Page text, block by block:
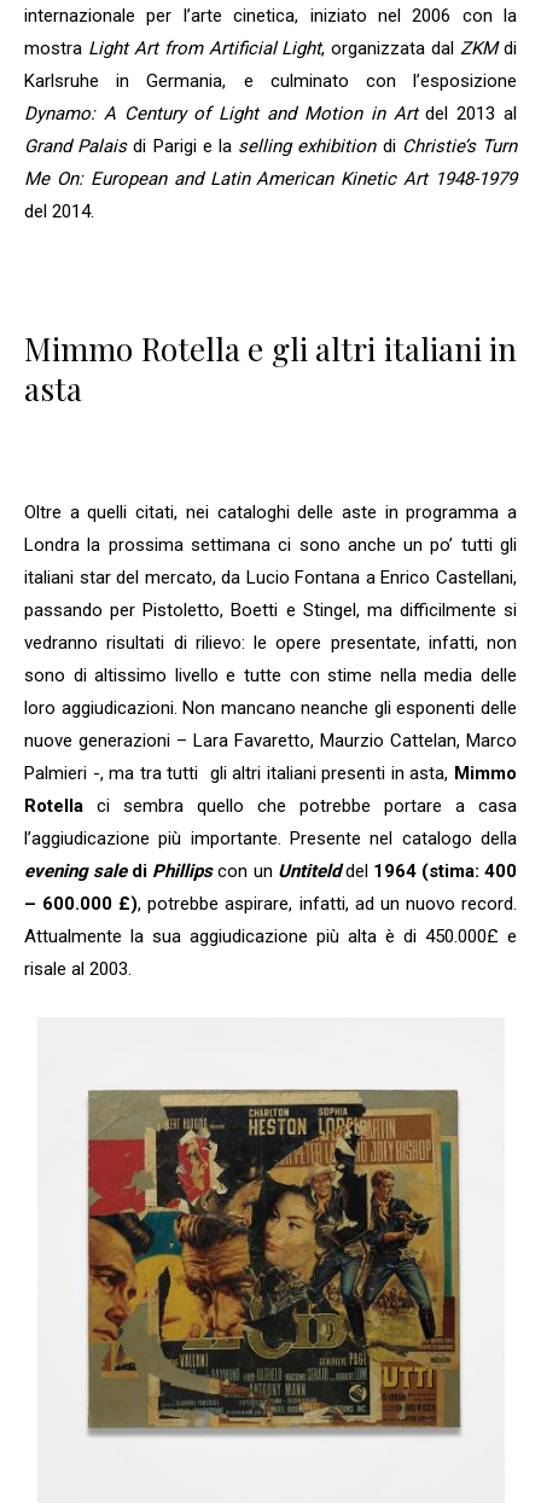
internazionale per l’arte cinetica, iniziato nel 2006 con la
mostra Light Art from Artificial Light, organizzata dal ZKMdi
Karlsruhe in Germania, e culminato con l’esposizione
Dynamo: A Century of Light and Motion in Artdel 2013 al
Grand Palaisdi Parigi e la selling exhibitiondi Christie’s Turn
Me On: European and Latin American Kinetic Art 1948-1979
del 2014.
Mimmo Rotella e gli altri italiani in
asta
Oltre a quelli citati, nei cataloghi delle aste in programma a
Londra la prossima settimana ci sono anche un po’ tutti gli
italiani star del mercato, da Lucio Fontana a Enrico Castellani,
passando per Pistoletto, Boetti e Stingel, ma difficilmente si
vedranno risultati di rilievo: le opere presentate, infatti, non
sono di altissimo livello e tutte con stime nella media delle
loro aggiudicazioni. Non mancano neanche gli esponenti delle
nuove generazioni – Lara Favaretto, Maurzio Cattelan, Marco
Palmieri -, ma tra tutti gli altri italiani presenti in asta, Mimmo
Rotella ci sembra quello che potrebbe portare a casa
l’aggiudicazione più importante. Presente nel catalogo della
evening saledi Phillipscon un Untitelddel 1964 (stima: 400
– 600.000 £), potrebbe aspirare, infatti, ad un nuovo record.
Attualmente la sua aggiudicazione più alta è di 450.000£ e
risale al 2003.